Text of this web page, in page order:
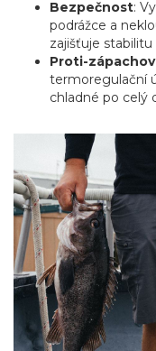
Bezpečnost:
podrážce a
zajišťuje
Proti-
termoregulační
chladné po celý